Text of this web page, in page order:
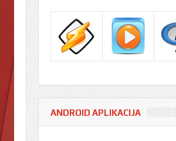
ANDROID APLIKACIJA